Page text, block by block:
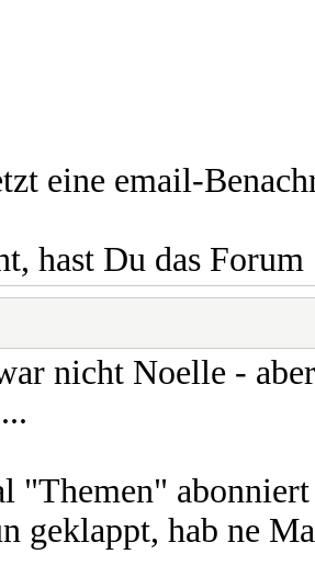
eine email-
hast Du das
nicht Noelle -
"Themen"
geklappt, hab ne